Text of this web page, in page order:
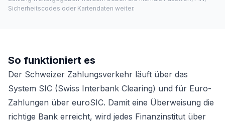
Sicherheitscodes oder Kartendaten weiter.
So funktioniert es
Der Schweizer Zahlungsverkehr läuft über das
System SIC (Swiss Interbank Clearing) und für Euro-
Zahlungen über euroSIC. Damit eine Überweisung die
richtige Bank erreicht, wird jedes Finanzinstitut über